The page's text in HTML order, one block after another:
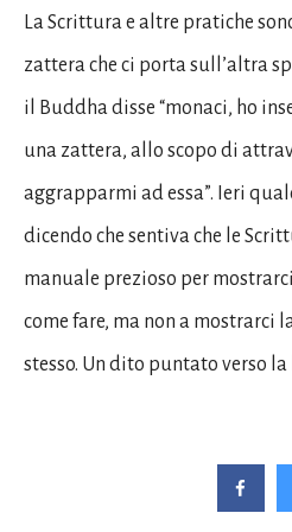
La Scrittura e altre pratiche
zattera che ci porta sull’altra
il Buddha disse “monaci, ho
una zattera, allo scopo di
aggrapparmi ad essa”. Ieri
dicendo che sentiva che le
manuale prezioso per
come fare, ma non a mostrarci
stesso. Un dito puntato verso